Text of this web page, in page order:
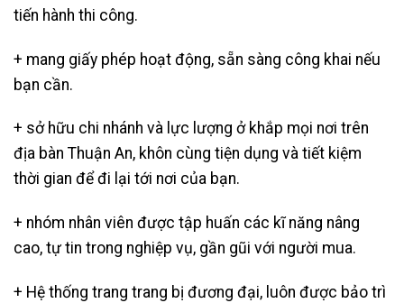
tiến hành thi công.
+ mang giấy phép hoạt động, sẵn sàng công khai nếu
bạn cần.
+ sở hữu chi nhánh và lực lượng ở khắp mọi nơi trên
địa bàn Thuận An, khôn cùng tiện dụng và tiết kiệm
thời gian để đi lại tới nơi của bạn.
+ nhóm nhân viên được tập huấn các kĩ năng nâng
cao, tự tin trong nghiệp vụ, gần gũi với người mua.
+ Hệ thống trang trang bị đương đại, luôn được bảo trì